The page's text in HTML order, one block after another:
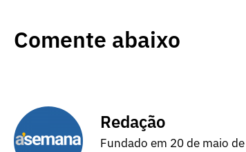
Comente abaixo
Redação
Fundado em 20 de maio